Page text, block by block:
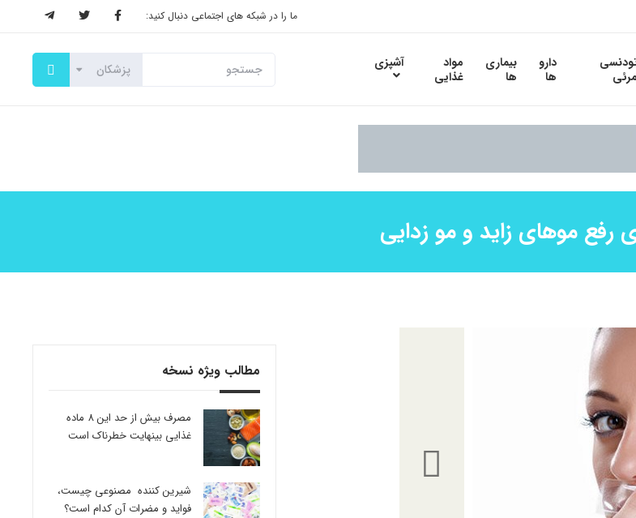
ما را در شبکه های اجتماعی دنبال کنید:
دارو
ها
بیماری
ها
مواد
غذایی
آشپزی
موهای زاید و مو زدایی
مطالب ویژه نسخه
مصرف بیش از حد این 8 ماده
غذایی بینهایت خطرناک است
شیرین کننده مصنوعی چیست،
فواید و مضرات آن کدام است؟